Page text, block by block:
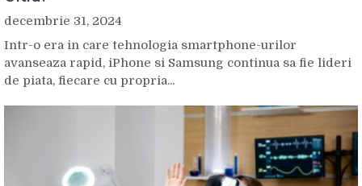
decembrie 31, 2024
Intr-o era in care tehnologia smartphone-urilor
avanseaza rapid, iPhone si Samsung continua sa fie lideri
de piata, fiecare cu propria...